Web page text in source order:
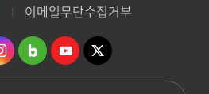
이메일무단수집거부